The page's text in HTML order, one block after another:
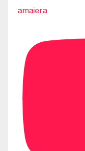
amaiera